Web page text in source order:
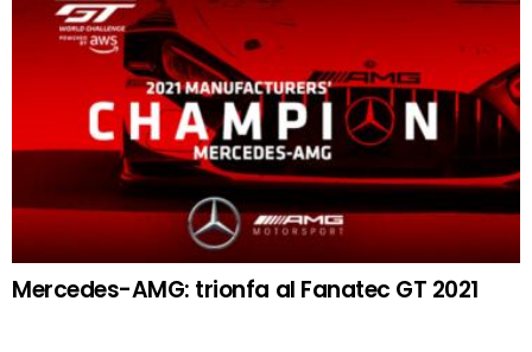
Mercedes-AMG: trionfa al Fanatec GT 2021